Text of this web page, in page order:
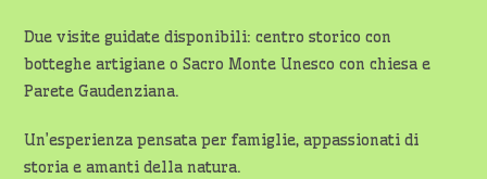
Due visite guidate disponibili: centro storico con
botteghe artigiane o Sacro Monte Unesco con chiesa e
Parete Gaudenziana.
Un’esperienza pensata per famiglie, appassionati di
storia e amanti della natura.